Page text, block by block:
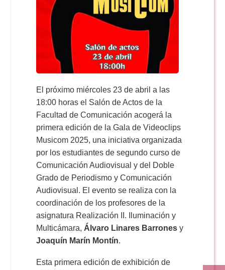
El próximo miércoles 23 de abril a las
18:00 horas el Salón de Actos de la
Facultad de Comunicación acogerá la
primera edición de la Gala de Videoclips
Musicom 2025, una iniciativa organizada
por los estudiantes de segundo curso de
Comunicación Audiovisual y del Doble
Grado de Periodismo y Comunicación
Audiovisual. El evento se realiza con la
coordinación de los profesores de la
asignatura Realización II. Iluminación y
Multicámara, Álvaro Linares Barrones y
Joaquín Marín Montín.
Esta primera edición de exhibición de